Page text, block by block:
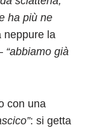
ha più ne
neppure la
“abbiamo già
con una
: si getta